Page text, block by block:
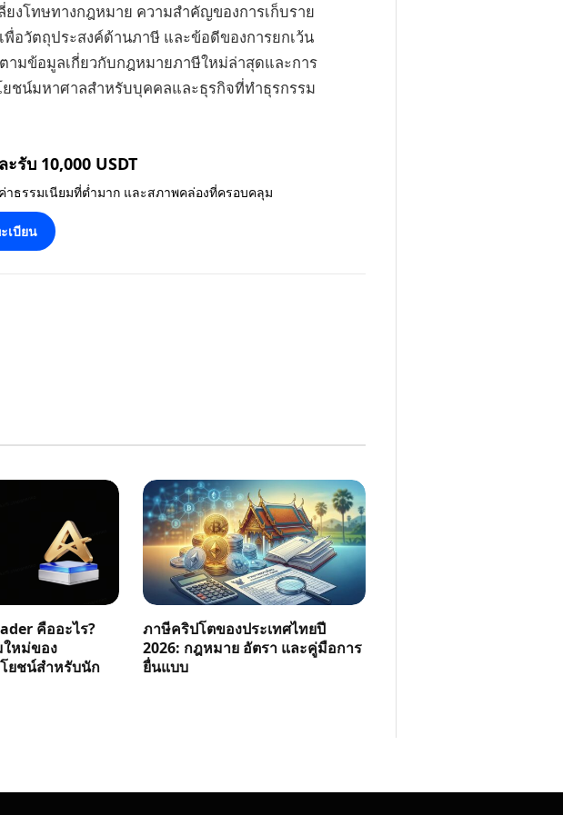
งโทษทางกฎหมาย ความสำคัญของการเก็บราย
อวัตถุประสงค์ด้านภาษี และข้อดีของการยกเว้น
ามข้อมูลเกี่ยวกับกฎหมายภาษีใหม่ล่าสุดและการ
ชน์มหาศาลสำหรับบุคคลและธุรกิจที่ทำธุรกรรม
ะรับ 10,000 USDT
ธรรมเนียมที่ต่ำมาก และสภาพคล่องที่ครอบคลุม
เบียน
คืออะไร?
หม่ของ
ยชน์สำหรับนัก
ภาษีคริปโตของประเทศไทยปี
2026: กฎหมาย อัตรา และคู่มือการ
ยื่นแบบ